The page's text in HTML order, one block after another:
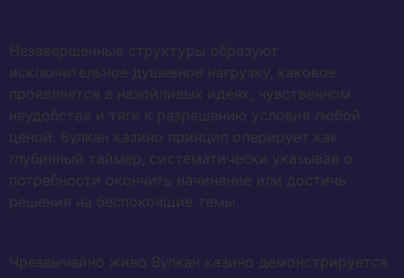
Незавершенные структуры образуют
исключительное душевное нагрузку, каковое
проявляется в назойливых идеях, чувственном
неудобстве и тяге к разрешению условия любой
ценой. Вулкан казино принцип оперирует как
глубинный таймер, систематически указывая о
потребности окончить начинание или достичь
решения на беспокоящие темы.
Чрезвычайно живо Вулкан казино демонстрируется